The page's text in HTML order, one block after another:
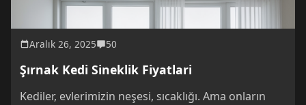
Aralık 26, 2025 50
Şırnak Kedi Sineklik Fiyatlari
Kediler, evlerimizin neşesi, sıcaklığı. Ama onların